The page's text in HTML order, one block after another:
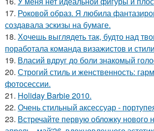
17. Роковой образ. Я любила
создавала эскизы на бумаге.
18. Хочешь выглядеть так, будто над
поработала команда визажистов и
19. Власий вдруг до боли знакомый
20. Строгий стиль и женственность:
фотосессии.
21. Holiday Barbie 2010.
22. Очень стильный аксессуар -
23. Встречайте первую обложку нового